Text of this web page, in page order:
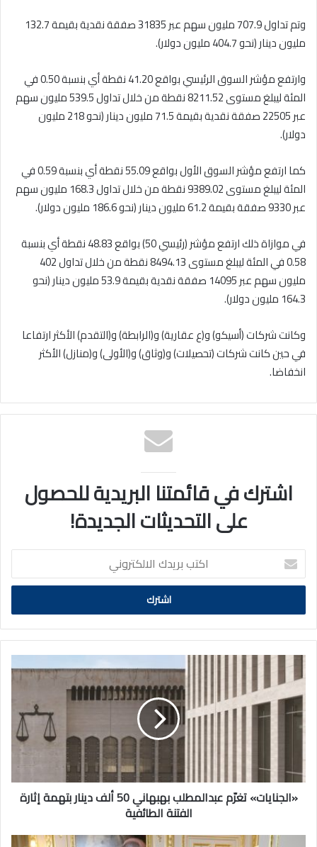
وتم تداول 707.9 مليون سهم عبر 31835 صفقة نقدية بقيمة 132.7
مليون دينار (نحو 404.7 مليون دولار).
وارتفع مؤشر السوق الرئيسي بواقع 41.20 نقطة أي بنسبة 0.50 في
المئة ليبلغ مستوى 8211.52 نقطة من خلال تداول 539.5 مليون سهم
عبر 22505 صفقة نقدية بقيمة 71.5 مليون دينار (نحو 218 مليون
دولار).
كما ارتفع مؤشر السوق الأول بواقع 55.09 نقطة أي بنسبة 0.59 في
المئة ليبلغ مستوى 9389.02 نقطة من خلال تداول 168.3 مليون سهم
عبر 9330 صفقة بقيمة 61.2 مليون دينار (نحو 186.6 مليون دولار).
في موازاة ذلك ارتفع مؤشر (رئيسي 50) بواقع 48.83 نقطة أي بنسبة
0.58 في المئة ليبلغ مستوى 8494.13 نقطة من خلال تداول 402
مليون سهم عبر 14095 صفقة نقدية بقيمة 53.9 مليون دينار (نحو
164.3 مليون دولار).
وكانت شركات (أسيكو) و(ع عقارية) و(الرابطة) و(التقدم) الأكثر ارتفاعا
في حين كانت شركات (تحصيلات) و(وثاق) و(الأولى) و(منازل) الأكثر
انخفاضا.
اشترك في قائمتنا البريدية للحصول
على التحديثات الجديدة!
اكتب
بريدك
الالكتروني
«الجنايات»
تغرّم
عبدالمطلب
بهبهاني
50
ألف
بتهمة
إثارة
الفتنة
الطائفية
«الجنايات» تغرّم عبدالمطلب بهبهاني 50 ألف دينار بتهمة إثارة
الفتنة الطائفية